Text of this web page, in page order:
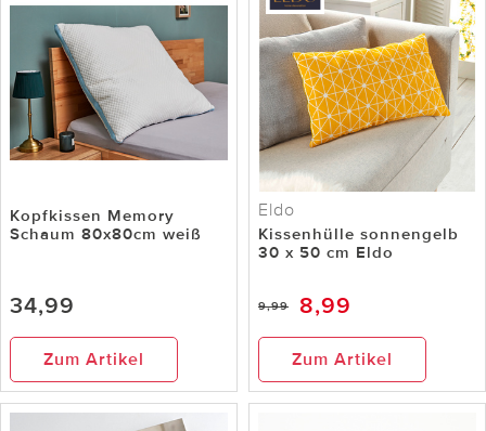
Kopfkissen Memory
Schaum 80x80cm weiß
34,99
Zum Artikel
Eldo
Kissenhülle sonnengelb
30 x 50 cm Eldo
9,99 8,99
Zum Artikel